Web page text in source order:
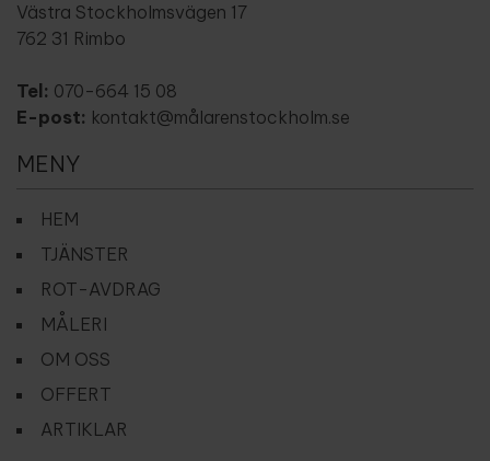
Västra Stockholmsvägen 17
762 31 Rimbo
Tel: 070-664 15 08
E-post: kontakt@målarenstockholm.se
MENY
HEM
TJÄNSTER
ROT-AVDRAG
MÅLERI
OM OSS
OFFERT
ARTIKLAR